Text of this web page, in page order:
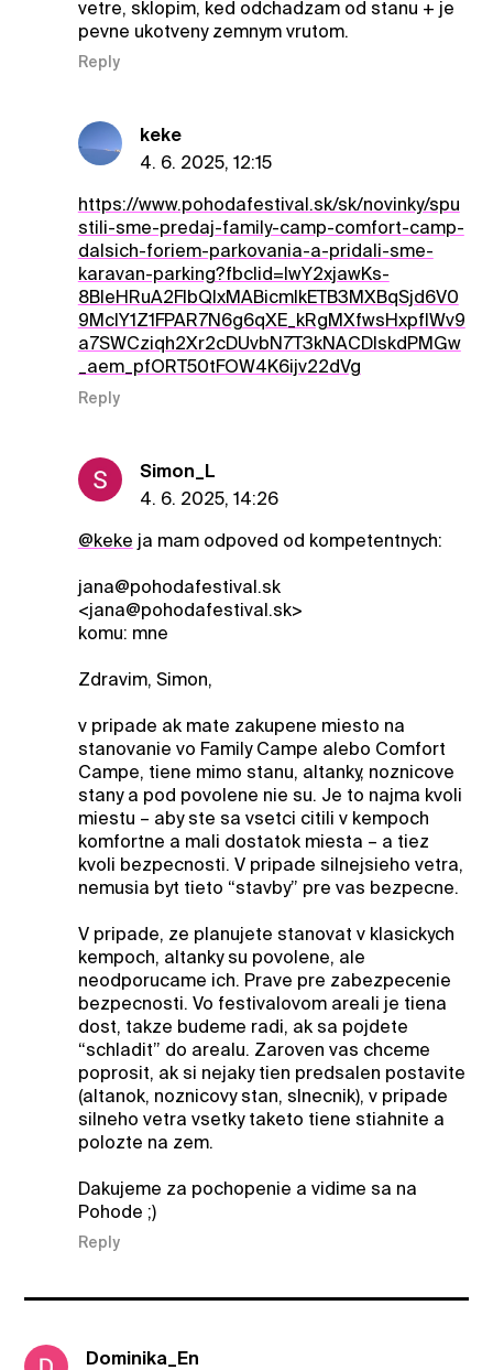
vetre, sklopim, ked odchadzam od stanu + je
pevne ukotveny zemnym vrutom.
Reply
keke
4. 6. 2025, 12:15
https://www.pohodafestival.sk/sk/novinky/spu
stili-sme-predaj-family-camp-comfort-camp-
dalsich-foriem-parkovania-a-pridali-sme-
karavan-parking?fbclid=IwY2xjawKs-
8BleHRuA2FlbQIxMABicmlkETB3MXBqSjd6V0
9MclY1Z1FPAR7N6g6qXE_kRgMXfwsHxpfIWv9
a7SWCziqh2Xr2cDUvbN7T3kNACDIskdPMGw
_aem_pfORT50tFOW4K6ijv22dVg
Reply
Simon_L
4. 6. 2025, 14:26
@keke ja mam odpoved od kompetentnych:
jana@pohodafestival.sk
<jana@pohodafestival.sk>
komu: mne
Zdravim, Simon,
v pripade ak mate zakupene miesto na
stanovanie vo Family Campe alebo Comfort
Campe, tiene mimo stanu, altanky, noznicove
stany a pod povolene nie su. Je to najma kvoli
miestu – aby ste sa vsetci citili v kempoch
komfortne a mali dostatok miesta – a tiez
kvoli bezpecnosti. V pripade silnejsieho vetra,
nemusia byt tieto “stavby” pre vas bezpecne.
V pripade, ze planujete stanovat v klasickych
kempoch, altanky su povolene, ale
neodporucame ich. Prave pre zabezpecenie
bezpecnosti. Vo festivalovom areali je tiena
dost, takze budeme radi, ak sa pojdete
“schladit” do arealu. Zaroven vas chceme
poprosit, ak si nejaky tien predsalen postavite
(altanok, noznicovy stan, slnecnik), v pripade
silneho vetra vsetky taketo tiene stiahnite a
polozte na zem.
Dakujeme za pochopenie a vidime sa na
Pohode ;)
Reply
Dominika_En